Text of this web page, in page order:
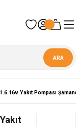
ARA
16v Yakıt Pompası